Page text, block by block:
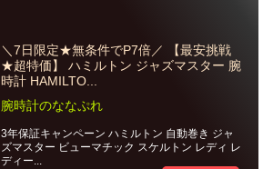
＼7日限定★無条件でP7倍／ 【最安挑戦
★超特価】 ハミルトン ジャズマスター 腕
時計 HAMILTO...
腕時計のななぷれ
3年保証キャンペーン ハミルトン 自動巻き ジャ
ズマスター ビューマチック スケルトン レディ レ
ディー...